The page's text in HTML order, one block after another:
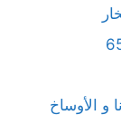
و الأوساخ